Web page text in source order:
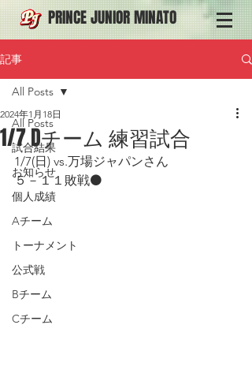
PRINCE JUNIOR MINATO
記事
All Posts
試合結果
お知らせ
個人成績
Aチーム
トーナメント
公式戦
Bチーム
Cチーム
All Posts
1/7 Dチーム 練習試合
2024年1月18日
1/7(日) vs.万場ジャパンさん
５－１１敗戦⚫️